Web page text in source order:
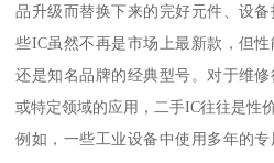
品升级而替换下来的完好元件、设
些IC虽然不再是市场上最新款，但
还是知名品牌的经典型号。对于维
或特定领域的应用，二手IC往往是性
例如，一些工业设备中使用多年的